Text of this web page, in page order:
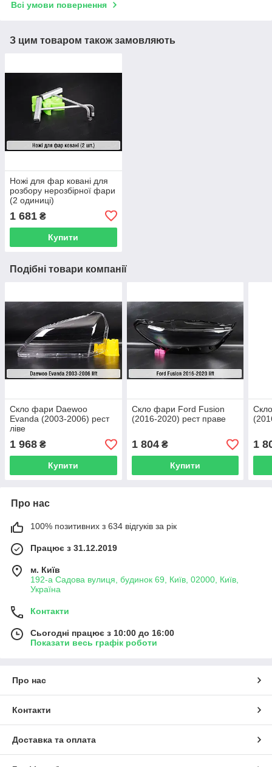
Всі умови повернення
З цим товаром також замовляють
Ножі для фар ковані для
розбору нерозбірної фари
(2 одиниці)
1 681 ₴
Купити
Подібні товари компанії
Скло фари Daewoo
Evanda (2003-2006) рест
ліве
1 968 ₴
Купити
Скло фари Ford Fusion
(2016-2020) рест праве
1 804₴
Купити
1
Про нас
100% позитивних з 634 відгуків за рік
Працює з 31.12.2019
м. Київ
192-а Садова вулиця, будинок 69, Київ, 02000, Київ,
Україна
Контакти
Сьогодні працює з 10:00 до 16:00
Показати весь графік роботи
Про нас
Контакти
Доставка та оплата